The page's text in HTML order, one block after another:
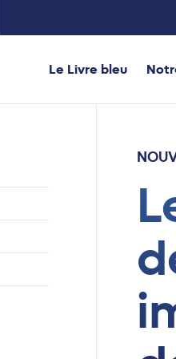
Le Livre bleu